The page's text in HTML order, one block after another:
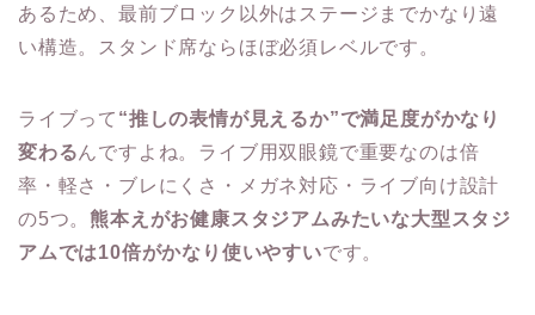
あるため、最前ブロック以外はステージまでかなり遠
い構造。スタンド席ならほぼ必須レベルです。
ライブって “推しの表情が見えるか”で満足度がかなり
変わるんですよね。ライブ用双眼鏡で重要なのは倍
率・軽さ・ブレにくさ・メガネ対応・ライブ向け設計
の5つ。 熊本えがお健康スタジアムみたいな大型スタジ
アムでは10倍がかなり使いやすいです。